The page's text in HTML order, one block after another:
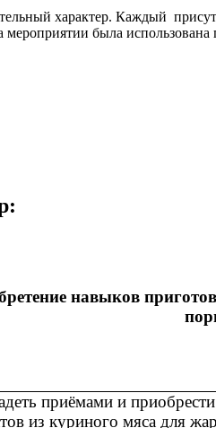
характер. Каждый
была использована
навыков
приёмами и
из куриного мяса для